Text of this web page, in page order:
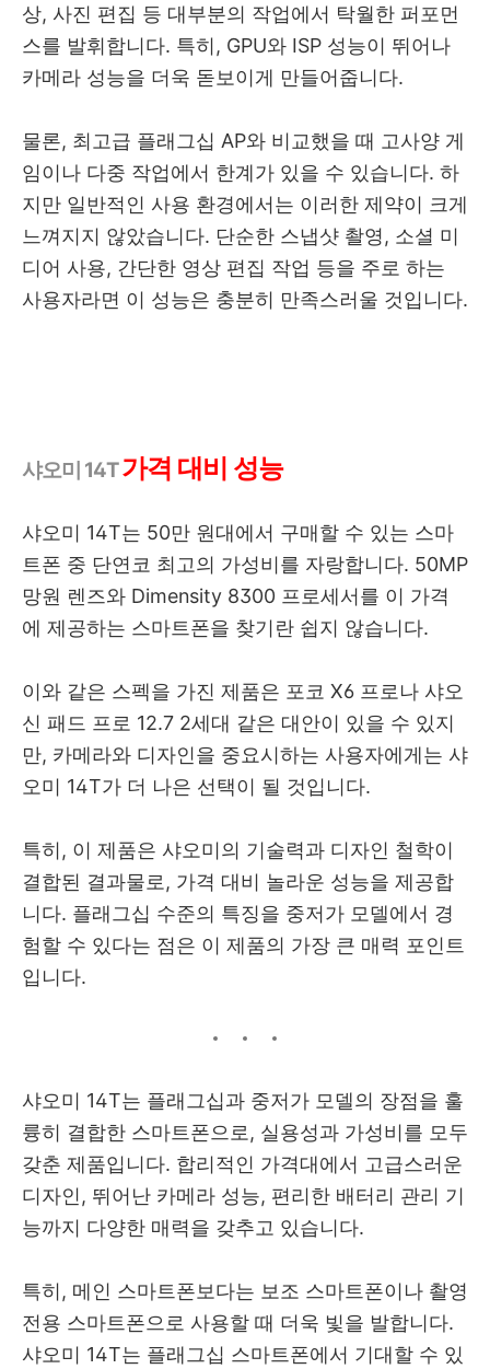
상, 사진 편집 등 대부분의 작업에서 탁월한 퍼포먼
스를 발휘합니다. 특히, GPU와 ISP 성능이 뛰어나
카메라 성능을 더욱 돋보이게 만들어줍니다.
물론, 최고급 플래그십 AP와 비교했을 때 고사양 게
임이나 다중 작업에서 한계가 있을 수 있습니다. 하
지만 일반적인 사용 환경에서는 이러한 제약이 크게
느껴지지 않았습니다. 단순한 스냅샷 촬영, 소셜 미
디어 사용, 간단한 영상 편집 작업 등을 주로 하는
사용자라면 이 성능은 충분히 만족스러울 것입니다.
샤오미 14T가격 대비 성능
샤오미 14T는 50만 원대에서 구매할 수 있는 스마
트폰 중 단연코 최고의 가성비를 자랑합니다. 50MP
망원 렌즈와 Dimensity 8300 프로세서를 이 가격
에 제공하는 스마트폰을 찾기란 쉽지 않습니다.
이와 같은 스펙을 가진 제품은 포코 X6 프로나 샤오
신 패드 프로 12.7 2세대 같은 대안이 있을 수 있지
만, 카메라와 디자인을 중요시하는 사용자에게는 샤
오미 14T가 더 나은 선택이 될 것입니다.
특히, 이 제품은 샤오미의 기술력과 디자인 철학이
결합된 결과물로, 가격 대비 놀라운 성능을 제공합
니다. 플래그십 수준의 특징을 중저가 모델에서 경
험할 수 있다는 점은 이 제품의 가장 큰 매력 포인트
입니다.
샤오미 14T는 플래그십과 중저가 모델의 장점을 훌
륭히 결합한 스마트폰으로, 실용성과 가성비를 모두
갖춘 제품입니다. 합리적인 가격대에서 고급스러운
디자인, 뛰어난 카메라 성능, 편리한 배터리 관리 기
능까지 다양한 매력을 갖추고 있습니다.
특히, 메인 스마트폰보다는 보조 스마트폰이나 촬영
전용 스마트폰으로 사용할 때 더욱 빛을 발합니다.
샤오미 14T는 플래그십 스마트폰에서 기대할 수 있